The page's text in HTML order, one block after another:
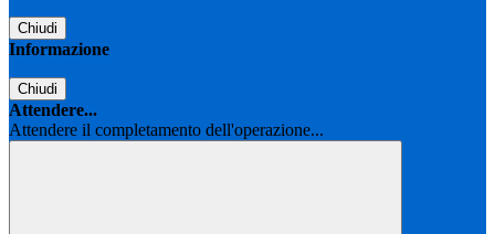
Chiudi
Informazione
Chiudi
Attendere...
Attendere il completamento dell'operazione...